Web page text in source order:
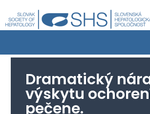
Dramatický
výskytu
pečene.